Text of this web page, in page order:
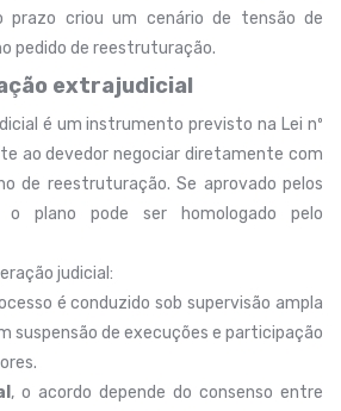
prazo criou um cenário de tensão de
pedido de reestruturação.
extrajudicial
é um instrumento previsto na Lei nº
ao devedor negociar diretamente com
de reestruturação. Se aprovado pelos
o plano pode ser homologado pelo
judicial:
é conduzido sob supervisão ampla
suspensão de execuções e participação
, o acordo depende do consenso entre